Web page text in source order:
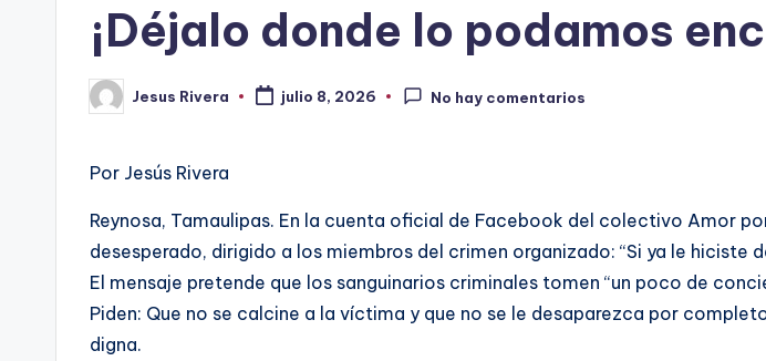
¡Déjalo donde lo podamos
Publicado
por
Jesus Rivera julio 8, 2026 No hay comentarios
Por Jesús Rivera
Reynosa, Tamaulipas. En la cuenta oficial de Facebook del colectivo Amor
desesperado, dirigido a los miembros del crimen organizado: “Si ya le hiciste
El mensaje pretende que los sanguinarios criminales tomen “un poco de
Piden: Que no se calcine a la víctima y que no se le desaparezca por
digna.